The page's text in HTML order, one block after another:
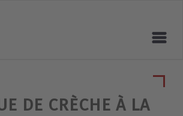
DE CRÈCHE À LA